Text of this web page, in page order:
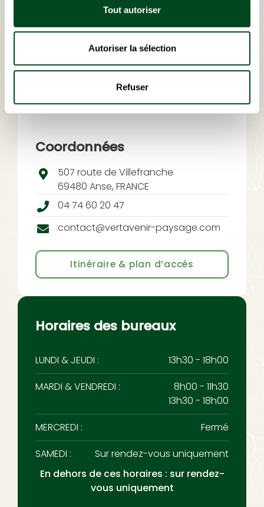
Tout autoriser
Autoriser la sélection
Refuser
Coordonnées
507 route de Villefranche
69480 Anse, FRANCE
04 74 60 20 47
contact@vertavenir-paysage.com
Itinéraire & plan d’accès
Horaires des bureaux
LUNDI & JEUDI :
13h30 - 18h00
MARDI & VENDREDI :
8h00 - 11h30
13h30 - 18h00
MERCREDI :
Fermé
SAMEDI :
Sur rendez-vous uniquement
En dehors de ces horaires : sur rendez-
vous uniquement